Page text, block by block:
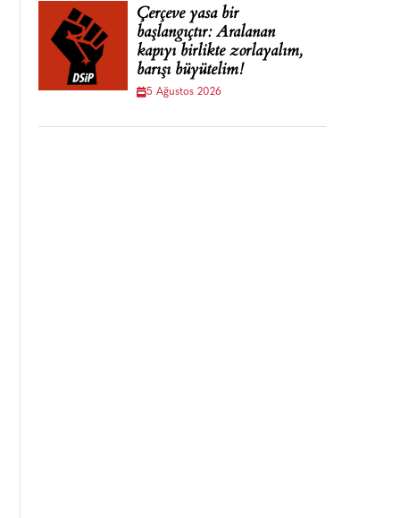
Çerçeve yasa bir
başlangıçtır: Aralanan
kapıyı birlikte zorlayalım,
barışı büyütelim!
5 Ağustos 2026